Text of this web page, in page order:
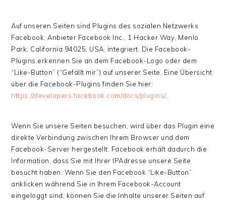
Auf unseren Seiten sind Plugins des sozialen Netzwerks
Facebook, Anbieter Facebook Inc., 1 Hacker Way, Menlo
Park, California 94025, USA, integriert. Die Facebook-
Plugins erkennen Sie an dem Facebook-Logo oder dem
“Like-Button” (“Gefällt mir”) auf unserer Seite. Eine Übersicht
über die Facebook-Plugins finden Sie hier:
https://developers.facebook.com/docs/plugins/.
Wenn Sie unsere Seiten besuchen, wird über das Plugin eine
direkte Verbindung zwischen Ihrem Browser und dem
Facebook-Server hergestellt. Facebook erhält dadurch die
Information, dass Sie mit Ihrer IPAdresse unsere Seite
besucht haben. Wenn Sie den Facebook “Like-Button”
anklicken während Sie in Ihrem Facebook-Account
eingeloggt sind, können Sie die Inhalte unserer Seiten auf